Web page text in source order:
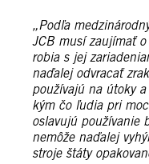
„Podľa
JCB musí zaujímať
robia s jej
naďalej odvracať
používajú na útoky
kým čo ľudia pri
oslavujú používanie
nemôže naďalej
stroje štáty